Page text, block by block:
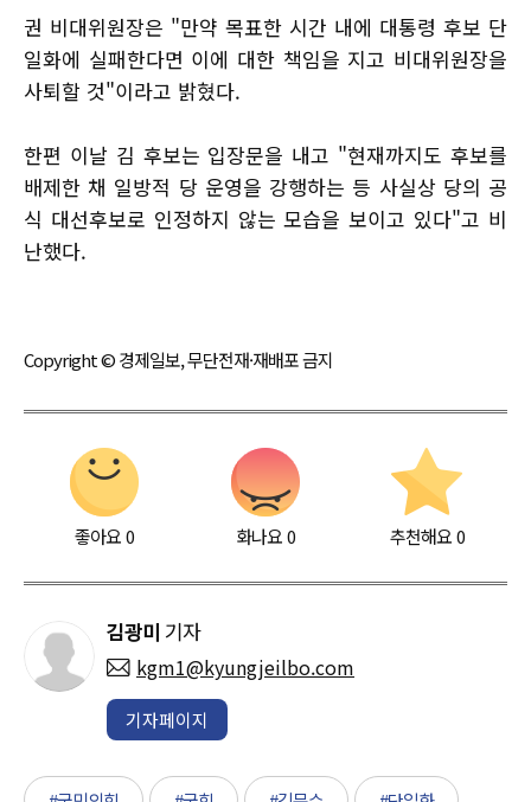
권 비대위원장은 "만약 목표한 시간 내에 대통령 후보 단
일화에 실패한다면 이에 대한 책임을 지고 비대위원장을
사퇴할 것"이라고 밝혔다.
한편 이날 김 후보는 입장문을 내고 "현재까지도 후보를
배제한 채 일방적 당 운영을 강행하는 등 사실상 당의 공
식 대선후보로 인정하지 않는 모습을 보이고 있다"고 비
난했다.
Copyright © 경제일보, 무단전재·재배포 금지
좋아요0 화나요0 추천해요 0
김광미 기자
kgm1@kyungjeilbo.com
기자페이지